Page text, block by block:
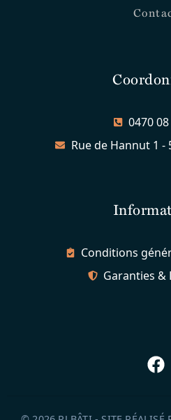
0470
Rue de Hannut 1
Conditions
Garanties &